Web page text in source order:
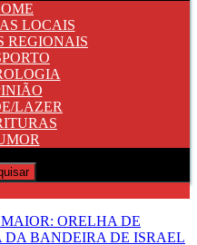
LOCAIS
REGIONAIS
LAZER
ORELHA DE
DA BANDEIRA DE ISRAEL